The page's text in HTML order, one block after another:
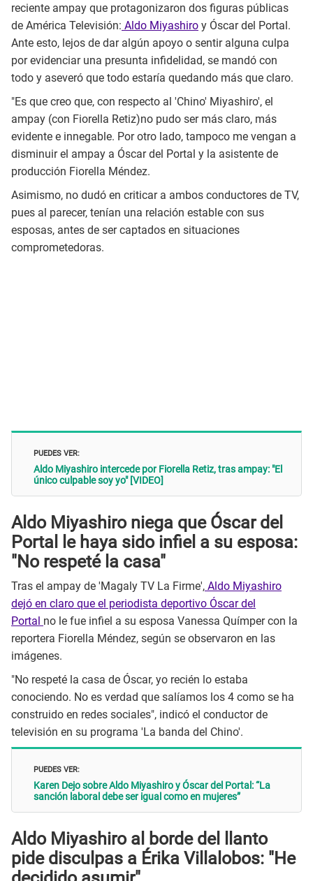
reciente ampay que protagonizaron dos figuras públicas
de América Televisión: Aldo Miyashiro y Óscar del Portal.
Ante esto, lejos de dar algún apoyo o sentir alguna culpa
por evidenciar una presunta infidelidad, se mandó con
todo y aseveró que todo estaría quedando más que claro.
"Es que creo que, con respecto al 'Chino' Miyashiro', el
ampay (con Fiorella Retiz)no pudo ser más claro, más
evidente e innegable. Por otro lado, tampoco me vengan a
disminuir el ampay a Óscar del Portal y la asistente de
producción Fiorella Méndez.
Asimismo, no dudó en criticar a ambos conductores de TV,
pues al parecer, tenían una relación estable con sus
esposas, antes de ser captados en situaciones
comprometedoras.
PUEDES VER:
Aldo Miyashiro intercede por Fiorella Retiz, tras ampay: "El
único culpable soy yo" [VIDEO]
Aldo Miyashiro niega que Óscar del
Portal le haya sido infiel a su esposa:
"No respeté la casa"
Tras el ampay de 'Magaly TV La Firme', Aldo Miyashiro
dejó en claro que el periodista deportivo Óscar del
Portal no le fue infiel a su esposa Vanessa Químper con la
reportera Fiorella Méndez, según se observaron en las
imágenes.
"No respeté la casa de Óscar, yo recién lo estaba
conociendo. No es verdad que salíamos los 4 como se ha
construido en redes sociales", indicó el conductor de
televisión en su programa 'La banda del Chino'.
PUEDES VER:
Karen Dejo sobre Aldo Miyashiro y Óscar del Portal: “La
sanción laboral debe ser igual como en mujeres”
Aldo Miyashiro al borde del llanto
pide disculpas a Érika Villalobos: "He